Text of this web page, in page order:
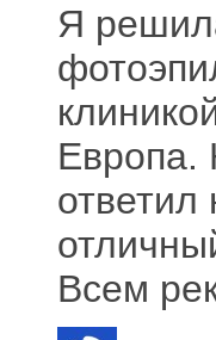
Я
Европа.
Всем